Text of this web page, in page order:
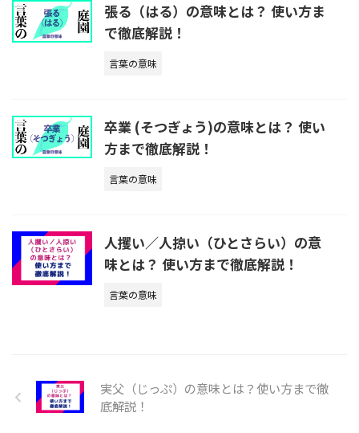
張る（はる）の意味とは？ 使い方ま
で徹底解説！
言葉の意味
卒業 (そつぎょう)の意味とは？ 使い
方まで徹底解説！
言葉の意味
人攫い／人掠い（ひとさらい）の意
味とは？ 使い方まで徹底解説！
言葉の意味
実父（じっぷ）の意味とは？使い方まで徹
底解説！